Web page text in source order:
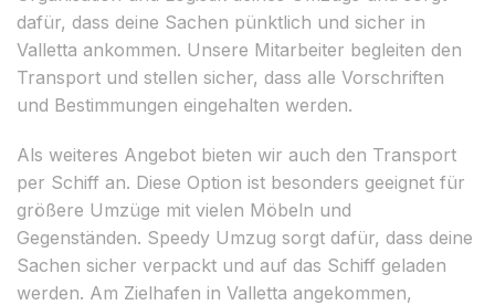
dafür, dass deine Sachen pünktlich und sicher in
Valletta ankommen. Unsere Mitarbeiter begleiten den
Transport und stellen sicher, dass alle Vorschriften
und Bestimmungen eingehalten werden.
Als weiteres Angebot bieten wir auch den Transport
per Schiff an. Diese Option ist besonders geeignet für
größere Umzüge mit vielen Möbeln und
Gegenständen. Speedy Umzug sorgt dafür, dass deine
Sachen sicher verpackt und auf das Schiff geladen
werden. Am Zielhafen in Valletta angekommen,